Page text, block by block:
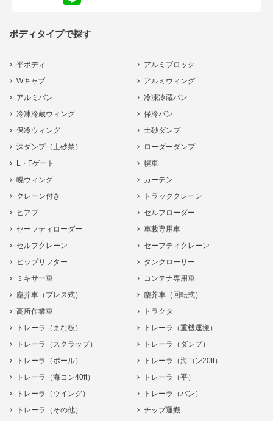
ボディタイプで探す
平ボディ
アルミブロック
Wキャブ
アルミウィング
アルミバン
冷凍冷蔵バン
冷凍冷蔵ウィング
保冷バン
保冷ウィング
土砂ダンプ
深ダンプ（土砂禁）
ローダーダンプ
L・Fゲート
幌車
幌ウィング
カーテン
クレーン付き
トラッククレーン
ヒアブ
セルフローダー
セーフティローダー
車載専用車
セルフクレーン
セーフティクレーン
ヒップリフター
タンクローリー
ミキサー車
コンテナ専用車
塵芥車（プレス式）
塵芥車（回転式）
高所作業車
トラクタ
トレーラ（まな板）
トレーラ（重機運搬）
トレーラ（スクラップ）
トレーラ（ダンプ）
トレーラ（ポール）
トレーラ（海コン20ft）
トレーラ（海コン40ft）
トレーラ（平）
トレーラ（ウイング）
トレーラ（バン）
トレーラ（その他）
チップ運搬